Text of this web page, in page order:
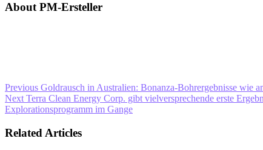
About PM-Ersteller
Previous Goldrausch in Australien: Bonanza-Bohrergebnisse wie
Next Terra Clean Energy Corp. gibt vielversprechende erste
Explorationsprogramm im Gange
Related Articles